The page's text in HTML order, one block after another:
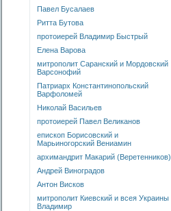
Павел Бусалаев
Ритта Бутова
протоиерей Владимир Быстрый
Елена Варова
митрополит Саранский и Мордовский
Варсонофий
Патриарх Константинопольский
Варфоломей
Николай Васильев
протоиерей Павел Великанов
епископ Борисовский и
Марьиногорский Вениамин
архимандрит Макарий (Веретенников)
Андрей Виноградов
Антон Висков
митрополит Киевский и всея Украины
Владимир